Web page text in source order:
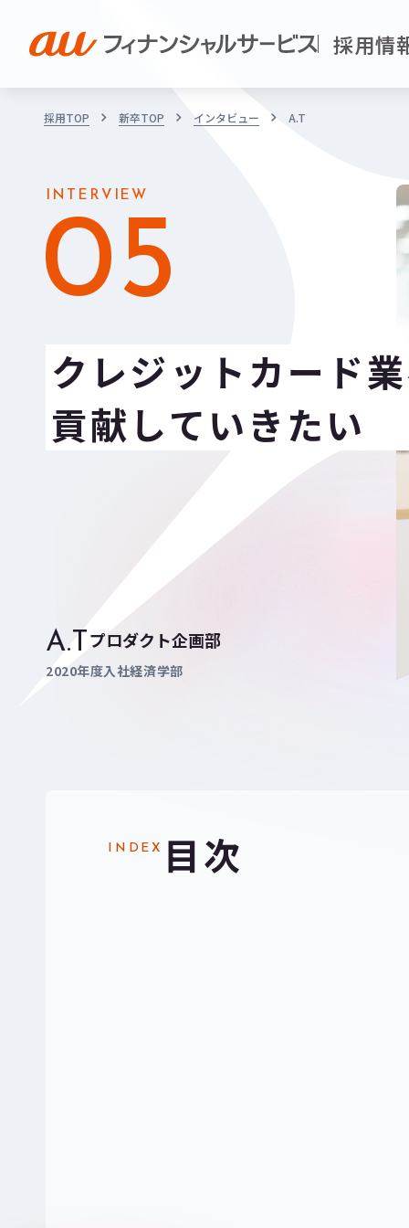
採用情
採用TOP 新卒TOP インタビュー A.T
INTERVIEW
05
クレジットカード
貢献していきたい
A.T プロダクト企画部
2020年度入社経済学部
INDEX 目次